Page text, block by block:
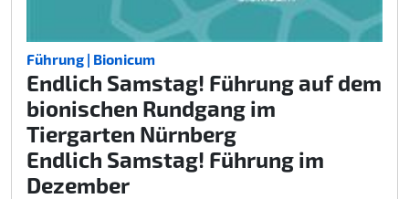
Führung | Bionicum
Endlich Samstag! Führung auf dem
bionischen Rundgang im
Tiergarten Nürnberg
Endlich Samstag! Führung im
Dezember